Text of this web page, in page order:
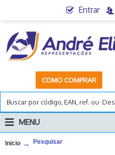
Entrar
COMO COMPRAR
MENU
Inicio Pesquisar